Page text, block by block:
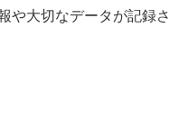
大切なデータが記録